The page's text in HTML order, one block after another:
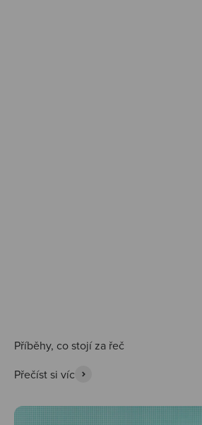
Přečíst si víc